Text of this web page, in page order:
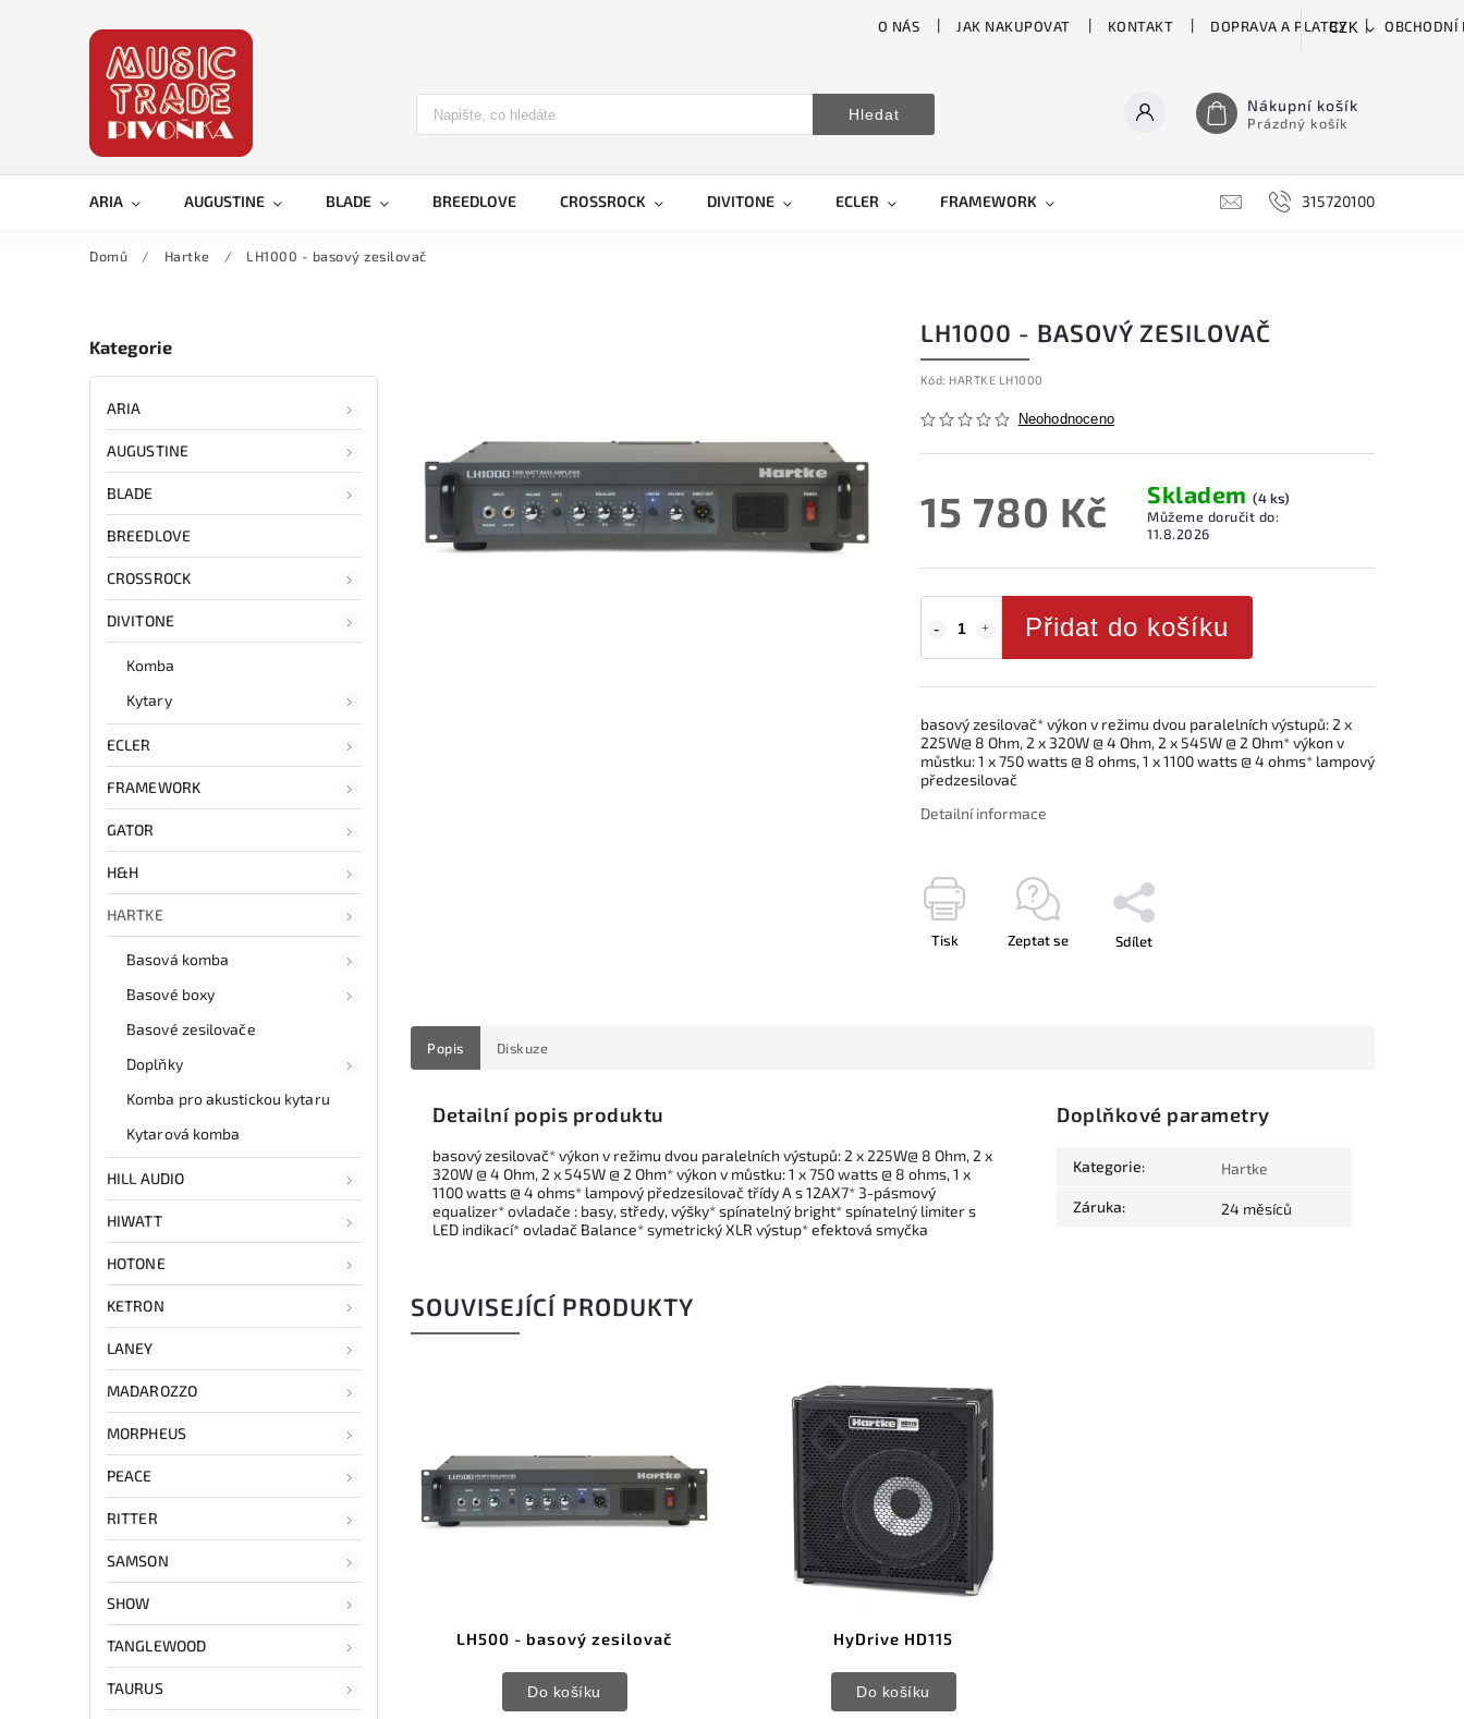
O NÁS JAK NAKUPOVAT KONTAKT DOPRAVA A PLATBY OBCHODNÍ
CZK
Hledat Nákupní košík
Prázdný košík
ARIA AUGUSTINE BLADE BREEDLOVE CROSSROCK DIVITONE ECLER FRAMEWORK H&H HARTKE
315720100
Domů / Hartke / LH1000 - basový zesilovač
Kategorie
ARIA
AUGUSTINE
BLADE
BREEDLOVE
CROSSROCK
DIVITONE
Komba
Kytary
ECLER
FRAMEWORK
GATOR
H&H
HARTKE
Basová komba
Basové boxy
Basové zesilovače
Doplňky
Komba pro akustickou kytaru
Kytarová komba
HILL AUDIO
HIWATT
HOTONE
KETRON
LANEY
MADAROZZO
MORPHEUS
PEACE
RITTER
SAMSON
SHOW
TANGLEWOOD
TAURUS
LH1000 - BASOVÝ ZESILOVAČ
Kód: HARTKE LH1000
Neohodnoceno
15 780 Kč Skladem(4 ks)
Můžeme doručit do:
11.8.2026
Přidat do košíku
basový zesilovač* výkon v režimu dvou paralelních výstupů: 2 x
225W@ 8 Ohm, 2 x 320W @ 4 Ohm, 2 x 545W @ 2 Ohm* výkon v
můstku: 1 x 750 watts @ 8 ohms, 1 x 1100 watts @ 4 ohms* lampový
předzesilovač
Detailní informace
Tisk Zeptat se Sdílet
Popis Diskuze
Detailní popis produktu
basový zesilovač* výkon v režimu dvou paralelních výstupů: 2 x 225W@ 8 Ohm, 2 x
320W @ 4 Ohm, 2 x 545W @ 2 Ohm* výkon v můstku: 1 x 750 watts @ 8 ohms, 1 x
1100 watts @ 4 ohms* lampový předzesilovač třídy A s 12AX7* 3-pásmový
equalizer* ovladače : basy, středy, výšky* spínatelný bright* spínatelný limiter s
LED indikací* ovladač Balance* symetrický XLR výstup* efektová smyčka
Doplňkové parametry
Kategorie: Hartke
Záruka: 24 měsíců
SOUVISEJÍCÍ PRODUKTY
LH500 - basový zesilovač
Do košíku
HyDrive HD115
Do košíku